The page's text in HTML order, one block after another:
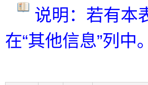
说明：若有本
在“其他信息”列中。